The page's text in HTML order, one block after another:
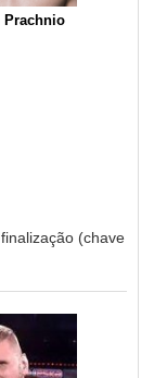
Prachnio
(chave